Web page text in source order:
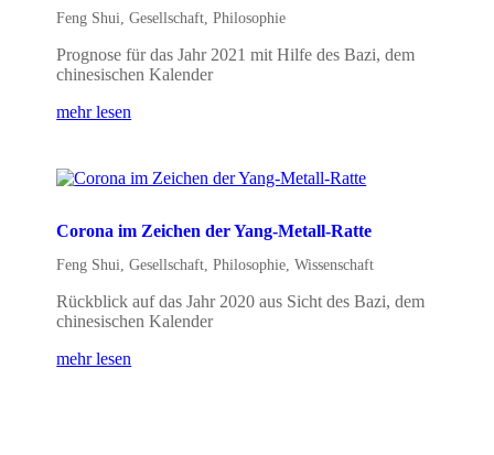
Feng Shui ,Gesellschaft ,Philosophie
Prognose für das Jahr 2021 mit Hilfe des Bazi, dem
chinesischen Kalender
mehr lesen
Corona im Zeichen der Yang-Metall-Ratte
Feng Shui ,Gesellschaft ,Philosophie ,Wissenschaft
Rückblick auf das Jahr 2020 aus Sicht des Bazi, dem
chinesischen Kalender
mehr lesen